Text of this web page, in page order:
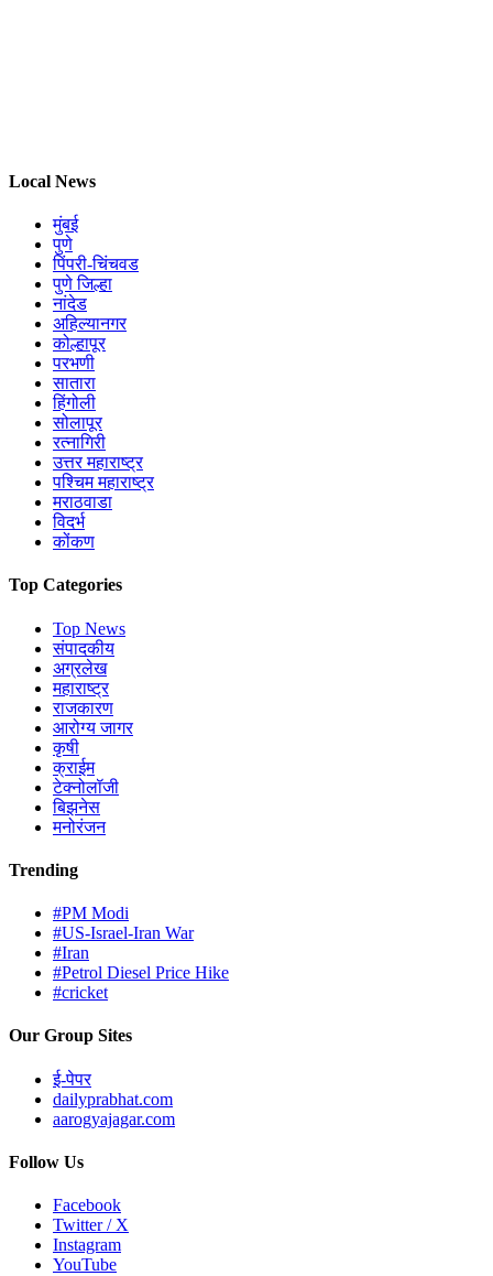
Local News
मुंबई
पुणे
पिंपरी-चिंचवड
पुणे जिल्हा
नांदेड
अहिल्यानगर
कोल्हापूर
परभणी
सातारा
हिंगोली
सोलापूर
रत्नागिरी
उत्तर महाराष्ट्र
पश्चिम महाराष्ट्र
मराठवाडा
विदर्भ
कोंकण
Top Categories
Top News
संपादकीय
अग्रलेख
महाराष्ट्र
राजकारण
आरोग्य जागर
कृषी
क्राईम
टेक्नोलॉजी
बिझनेस
मनोरंजन
Trending
#PM Modi
#US-Israel-Iran War
#Iran
#Petrol Diesel Price Hike
#cricket
Our Group Sites
ई-पेपर
dailyprabhat.com
aarogyajagar.com
Follow Us
Facebook
Twitter / X
Instagram
YouTube